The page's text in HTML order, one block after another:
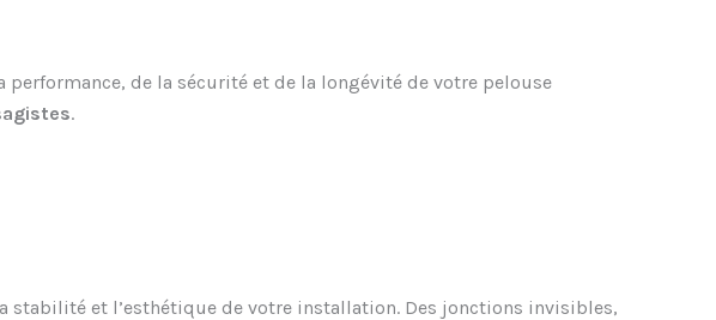
performance, de la sécurité et de la longévité de votre pelouse
.
stabilité et l’esthétique de votre installation. Des jonctions invisibles,